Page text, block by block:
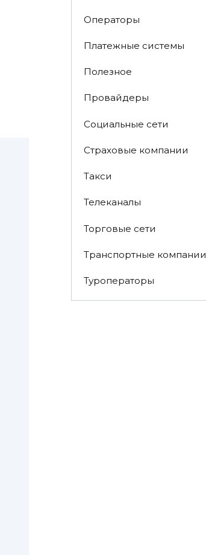
Операторы
Платежные системы
Полезное
Провайдеры
Социальные сети
Страховые компании
Такси
Телеканалы
Торговые сети
Транспортные компании
Туроператоры